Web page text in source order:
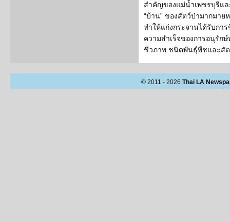
สำคัญของแม่น้ำเพชรบุรีแ
“บ้าน” ของสัตว์ป่ามากมา
ทำให้แก่งกระจานได้รับกา
ความสำเร็จของการอนุรัก
ชีวภาพ ชนิดพันธุ์พืชและสั
© 2011 - 2026 Thai LA